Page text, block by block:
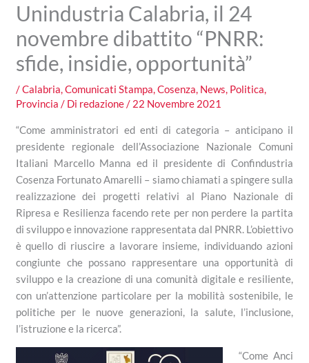
Unindustria Calabria, il 24
novembre dibattito “PNRR:
sfide, insidie, opportunità”
/Calabria,Comunicati Stampa,Cosenza, News, Politica,
Provincia / Di redazione/ 22 Novembre 2021
“Come amministratori ed enti di categoria – anticipano il
presidente regionale dell’Associazione Nazionale Comuni
Italiani Marcello Manna ed il presidente di Confindustria
Cosenza Fortunato Amarelli – siamo chiamati a spingere sulla
realizzazione dei progetti relativi al Piano Nazionale di
Ripresa e Resilienza facendo rete per non perdere la partita
di sviluppo e innovazione rappresentata dal PNRR. L’obiettivo
è quello di riuscire a lavorare insieme, individuando azioni
congiunte che possano rappresentare una opportunità di
sviluppo e la creazione di una comunità digitale e resiliente,
con un’attenzione particolare per la mobilità sostenibile, le
politiche per le nuove generazioni, la salute, l’inclusione,
l’istruzione e la ricerca”.
“Come Anci